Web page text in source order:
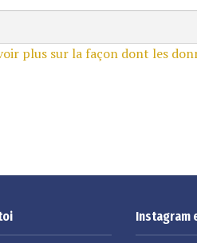
plus sur la façon dont les
Instagram